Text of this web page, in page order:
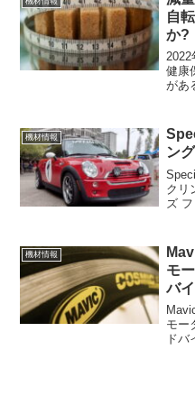
者の
自
か?
2022
健康
があ
ま
えら
だ。
機材情報
ン
クリ
ズ
位
の
機材情報
モ
バ
モー
ド
と
セ